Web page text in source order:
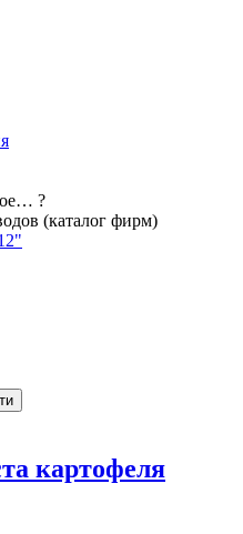
?
(каталог фирм)
картофеля